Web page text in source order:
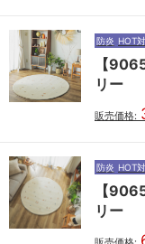
防炎 HOT
【
リー
販売価格:
防炎 HOT
【
リー